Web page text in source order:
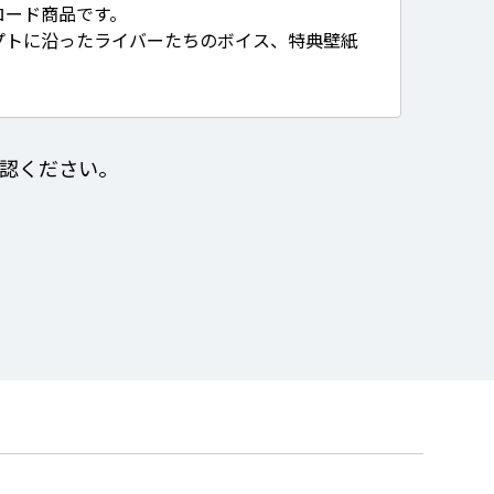
ド商品です。
に沿ったライバーたちのボイス、特典壁紙
ください。